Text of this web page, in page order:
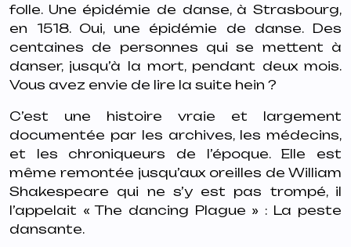
folle. Une épidémie de danse, à Strasbourg,
en 1518. Oui, une épidémie de danse. Des
centaines de personnes qui se mettent à
danser, jusqu’à la mort, pendant deux mois.
Vous avez envie de lire la suite hein ?
C’est une histoire vraie et largement
documentée par les archives, les médecins,
et les chroniqueurs de l’époque. Elle est
même remontée jusqu’aux oreilles de William
Shakespeare qui ne s’y est pas trompé, il
l’appelait « The dancing Plague » : La peste
dansante.